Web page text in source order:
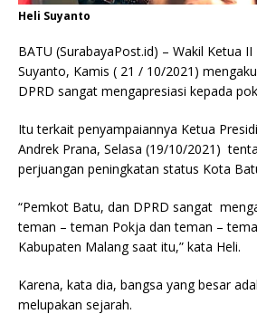
Heli Suyanto
BATU (SurabayaPost.id) – Wakil Ketua
Suyanto, Kamis ( 21 / 10/2021)
DPRD sangat mengapresiasi kepada
Itu terkait penyampaiannya Ketua
Andrek Prana, Selasa (19/10/2021)
perjuangan peningkatan status Kota
“Pemkot Batu, dan DPRD sangat
teman – teman Pokja dan teman –
Kabupaten Malang saat itu,” kata Heli.
Karena, kata dia, bangsa yang besar
melupakan sejarah.